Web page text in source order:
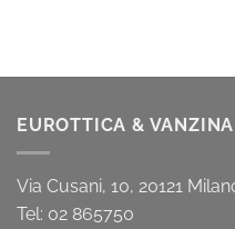
EUROTTICA & VANZINA
Via Cusani, 10, 20121
Tel: 02 865750